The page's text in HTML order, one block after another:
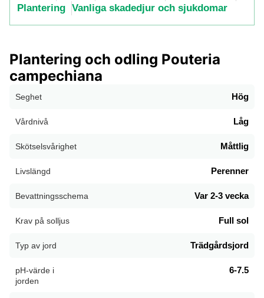
Plantering Vanliga skadedjur och sjukdomar
Plantering och odling Pouteria
campechiana
Seghet Hög
Vårdnivå Låg
Skötselsvårighet Måttlig
Livslängd Perenner
Bevattningsschema Var 2-3 vecka
Krav på solljus Full sol
Typ av jord Trädgårdsjord
pH-värde i
jorden
6-7.5